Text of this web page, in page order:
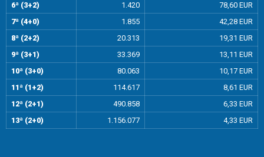
6ª (3+2)
1.420
78,60 EUR
7ª (4+0)
1.855
42,28 EUR
8ª (2+2)
20.313
19,31 EUR
9ª (3+1)
33.369
13,11 EUR
10ª (3+0)
80.063
10,17 EUR
11ª (1+2)
114.617
8,61 EUR
12ª (2+1)
490.858
6,33 EUR
13ª (2+0)
1.156.077 4,33 EUR